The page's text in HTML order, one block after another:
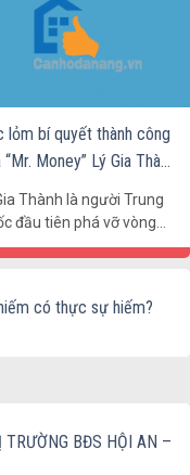
lỏm bí quyết thành công
Money” Lý Gia Thành
lĩnh vực BĐS
Thành là người Trung
đầu tiên phá vỡ vòng
tỏa gắt gao lên các tập
là người giữ vị trí quan
có thực sự hiếm?
TRƯỜNG BĐS HỘI AN –